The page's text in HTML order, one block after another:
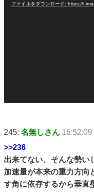
ファイルをダウンロード: https://
245: 名無しさん 16:52:09
>>236
出来てない、そんな勢い
加速量が本来の重力方向
す角に依存するから垂直